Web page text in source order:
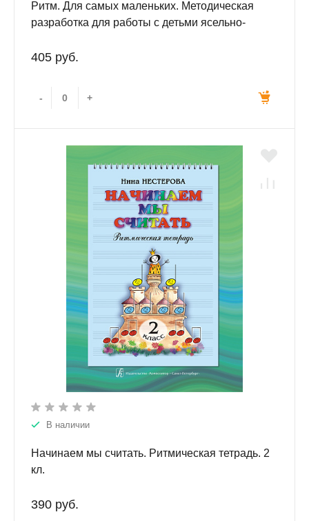
Ритм. Для самых маленьких. Методическая
разработка для работы с детьми ясельно-
405 руб.
- +
В наличии
Начинаем мы считать. Ритмическая тетрадь. 2
кл.
390 руб.